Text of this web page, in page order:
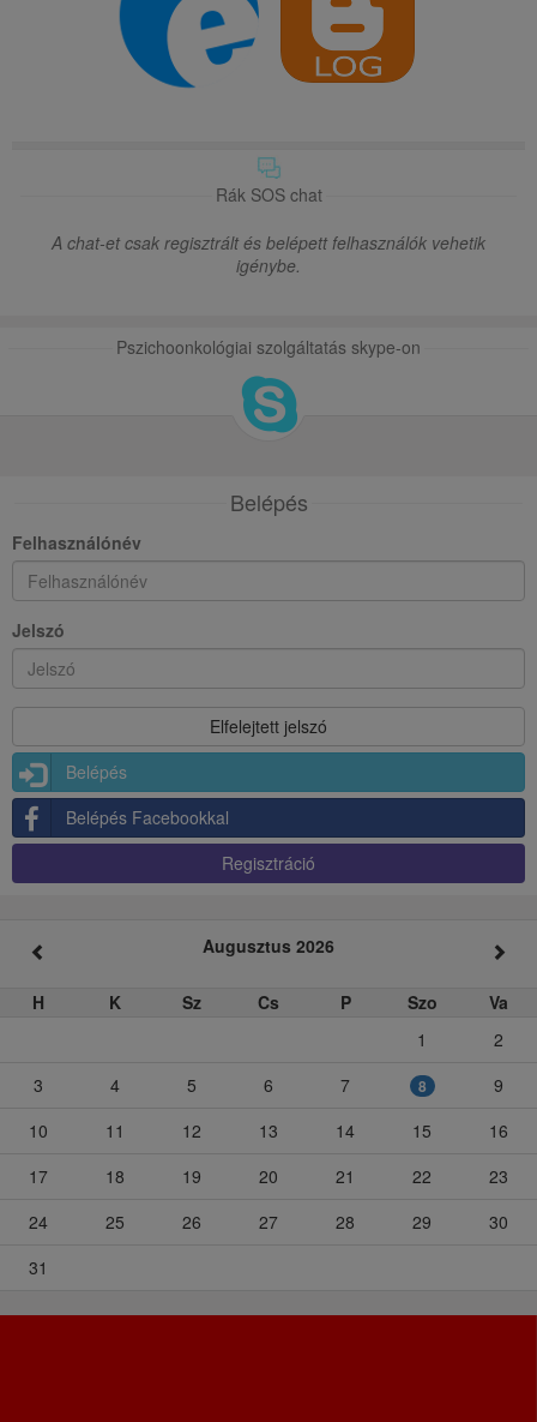
Rák SOS chat
A chat-et csak regisztrált és belépett felhasználók vehetik
igénybe.
Pszichoonkológiai szolgáltatás skype-on
Belépés
Felhasználónév
Jelszó
Belépés
Belépés Facebookkal
Regisztráció
Augusztus 2026
H K Sz Cs P Szo
Va
1
2
3
4 5 6 7 8
9
10
11 12 13 14 15
16
17
18 19 20 21 22
23
24
25 26 27 28 29
30
31